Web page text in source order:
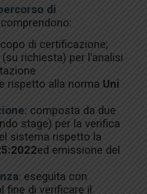
so di
comprendono:
di certificazione;
(su richiesta) per l’analisi
rispetto alla norma Uni
: composta da due
stage) per la verifica
sistema rispetto la
ed emissione del
: eseguita con
fine di verificare il